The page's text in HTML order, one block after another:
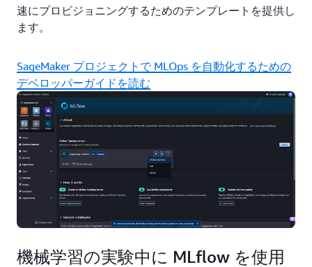
速にプロビジョニングするためのテンプレートを提供し
ます。
SageMaker プロジェクトで MLOps を自動化するための
デベロッパーガイドを読む
機械学習の実験中に MLflow を使用